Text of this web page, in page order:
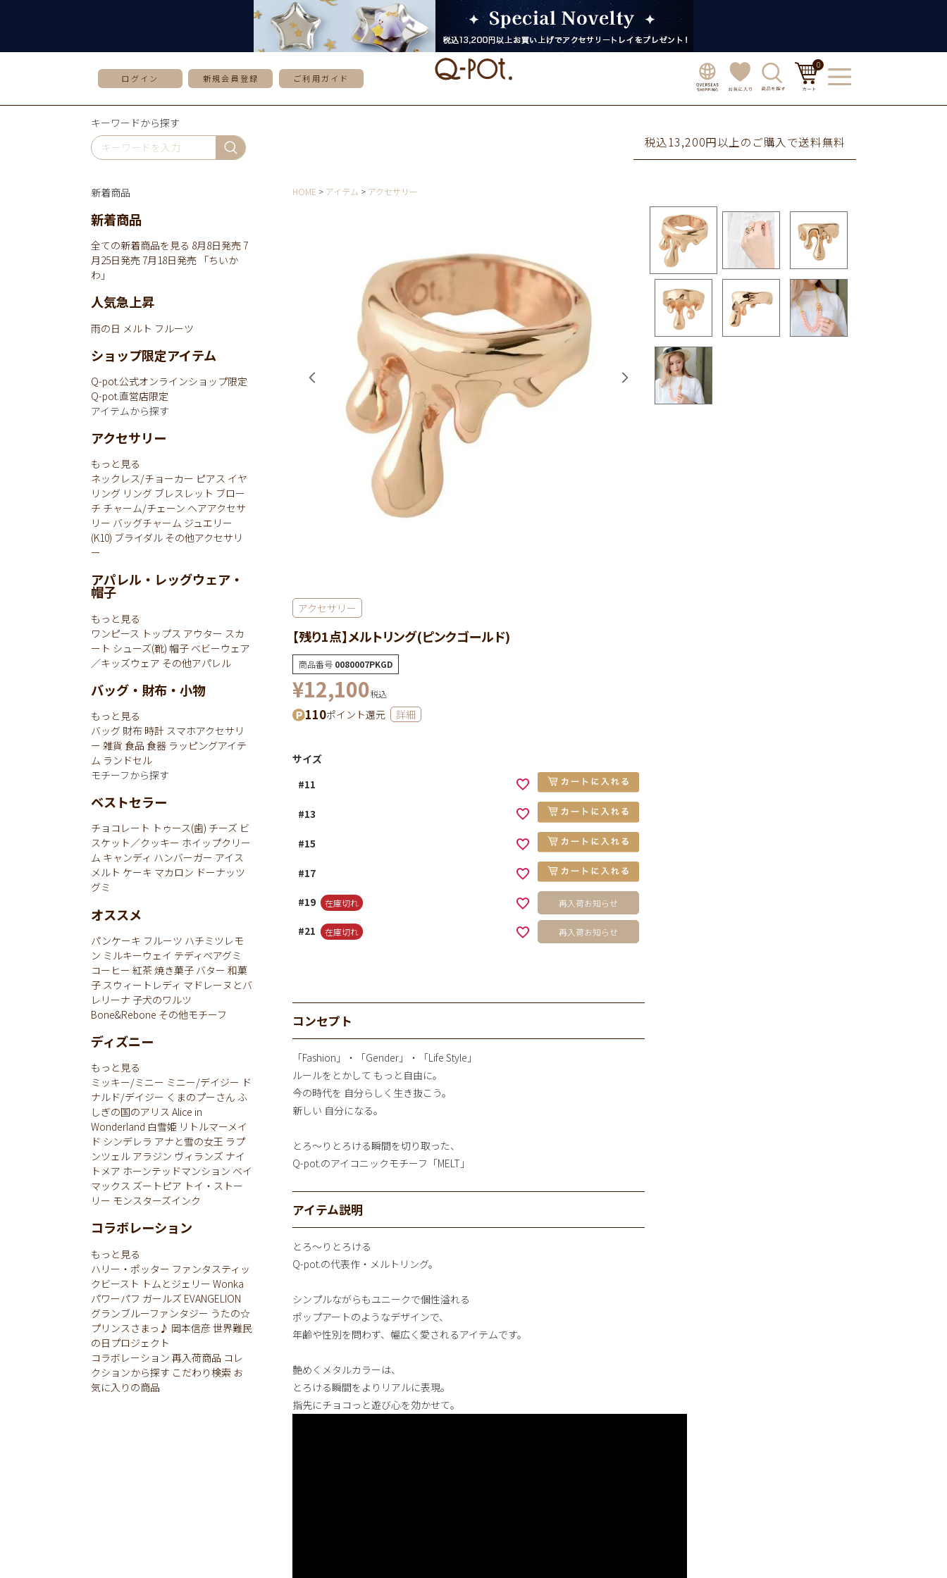
ログイン 新規会員登録 ご利用ガイド
0
キーワードから探す
税込13,200円以上のご購入で送料無料
HOME アイテム アクセサリー
アクセサリー
【残り1点】メルトリング(ピンクゴールド)
商品番号 0080007PKGD
¥12,100税込
110ポイント還元 詳細
サイズ
#11
#13
#15
#17
#19 在庫切れ 再入荷お知らせ
#21 在庫切れ 再入荷お知らせ
コンセプト
「Fashion」・「Gender」・「Life Style」
ルールをとかして もっと自由に。
今の時代を 自分らしく生き抜こう。
新しい 自分になる。
とろ～りとろける瞬間を切り取った、
Q-pot.のアイコニックモチーフ「MELT」
アイテム説明
とろ～りとろける
Q-pot.の代表作・メルトリング。
シンプルながらもユニークで個性溢れる
ポップアートのようなデザインで、
年齢や性別を問わず、幅広く愛されるアイテムです。
艶めくメタルカラーは、
とろける瞬間をよりリアルに表現。
指先にチョコっと遊び心を効かせて。
新着商品
新着商品
全ての新着商品を見る 8月8日発売7
月25日発売7月18日発売 「ちいか
わ」
人気急上昇
雨の日 メルト フルーツ
ショップ限定アイテム
Q-pot.公式オンラインショップ限定
Q-pot.直営店限定
アイテムから探す
アクセサリー
もっと見る
ネックレス/チョーカー ピアス イヤ
リング リング ブレスレット ブロー
チ チャーム/チェーン ヘアアクセサ
リー バッグチャーム ジュエリー
(K10) ブライダル その他アクセサリ
ー
アパレル・レッグウェア・
帽子
もっと見る
ワンピース トップス アウター スカ
ート シューズ(靴) 帽子 ベビーウェア
／キッズウェア その他アパレル
バッグ・財布・小物
もっと見る
バッグ 財布 時計 スマホアクセサリ
ー 雑貨 食品 食器 ラッピングアイテ
ム ランドセル
モチーフから探す
ベストセラー
チョコレート トゥース(歯) チーズ ビ
スケット／クッキー ホイップクリー
ム キャンディ ハンバーガー アイス
メルト ケーキ マカロン ドーナッツ
グミ
オススメ
パンケーキ フルーツ ハチミツレモ
ン ミルキーウェイ テディベアグミ
コーヒー 紅茶焼き菓子 バター 和菓
子 スウィートレディ マドレーヌとバ
レリーナ 子犬のワルツ
Bone&Rebone その他モチーフ
ディズニー
もっと見る
ミッキー/ミニー ミニー/デイジー ド
ナルド/デイジー くまのプーさん ふ
しぎの国のアリス Alice in
Wonderland 白雪姫 リトルマーメイ
ド シンデレラ アナと雪の女王 ラプ
ンツェル アラジン ヴィランズ ナイ
トメア ホーンテッドマンション ベイ
マックス ズートピア トイ・ストー
リー モンスターズインク
コラボレーション
もっと見る
ハリー・ポッター ファンタスティッ
クビースト トムとジェリー Wonka
パワーパフ ガールズ EVANGELION
グランブルーファンタジー うたの☆
プリンスさまっ♪ 岡本信彦世界難民
の日プロジェクト
コラボレーション 再入荷商品 コレ
クションから探す こだわり検索 お
気に入りの商品